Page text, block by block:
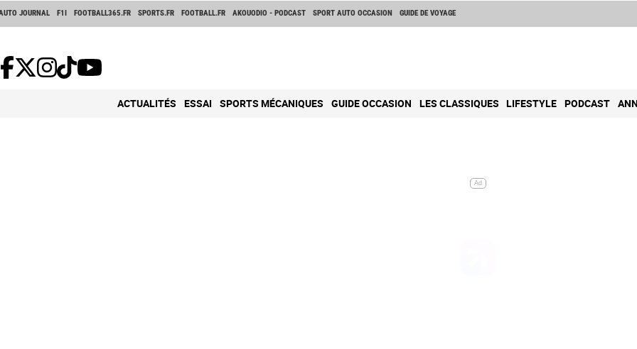
JOURNAL F1I FOOTBALL365.FR SPORTS.FR FOOTBALL.FR AKOUODIO - PODCAST SPORT AUTO OCCASION GUIDE DE VOYAGE
ACTUALITÉS ESSAI SPORTS MÉCANIQUES GUIDE OCCASION LES CLASSIQUES LIFESTYLE PODCAST
Ad